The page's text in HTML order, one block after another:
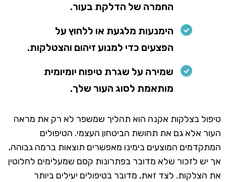
החמרה של הדלקת בעור.
הימנעות מלגעת או ללחוץ על
הפצעים כדי למנוע זיהום והצטלקות.
שמירה על שגרת טיפוח יומיומית
מותאמת לסוג העור שלך.
טיפול בצלקות אקנה הוא תהליך שמשפר לא רק את מראה
העור אלא גם את תחושת הביטחון העצמי. הטיפולים
המתקדמים המוצעים בימינו מאפשרים תוצאות ברמה גבוהה,
אך יש לזכור שלא מדובר בפתרונות קסם שמעלימים לחלוטין
את הצלקות. לצד זאת, מדובר בטיפולים יעילים ביותר